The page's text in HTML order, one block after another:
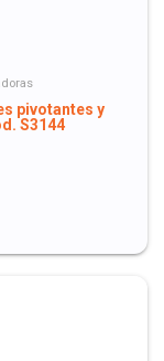
pivotantes y
S3144